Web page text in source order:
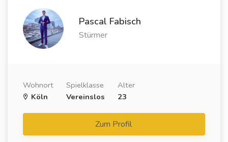
Pascal Fabisch
Stürmer
Wohnort
Köln
Spielklasse
Vereinslos
Alter
23
Zum Profil